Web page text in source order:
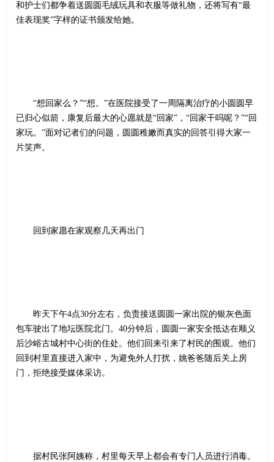
和护士们都争着送圆圆毛绒玩具和衣服等做礼物，还将写有“最
佳表现奖”字样的证书颁发给她。
“想回家么？”“想。”在医院接受了一周隔离治疗的小圆圆早
已归心似箭，康复后最大的心愿就是“回家”，“回家干吗呢？”“回
家玩。”面对记者们的问题，圆圆稚嫩而真实的回答引得大家一
片笑声。
回到家愿在家观察几天再出门
昨天下午4点30分左右，负责接送圆圆一家出院的银灰色面
包车驶出了地坛医院北门。40分钟后，圆圆一家安全抵达在顺义
后沙峪古城村中心街的住处。他们回来引来了村民的围观。他们
回到村里直接进入家中，为避免外人打扰，姚爸爸随后关上房
门，拒绝接受媒体采访。
据村民张阿姨称，村里每天早上都会有专门人员进行消毒。